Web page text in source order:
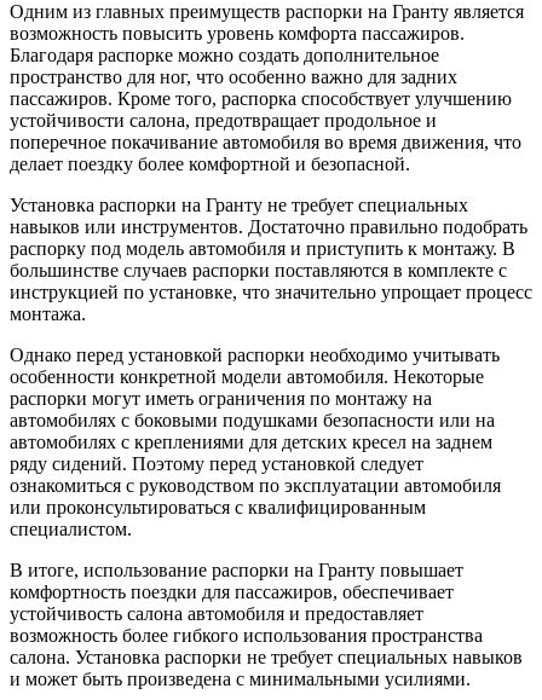
Одним из главных преимуществ распорки на Гранту является
возможность повысить уровень комфорта пассажиров.
Благодаря распорке можно создать дополнительное
пространство для ног, что особенно важно для задних
пассажиров. Кроме того, распорка способствует улучшению
устойчивости салона, предотвращает продольное и
поперечное покачивание автомобиля во время движения, что
делает поездку более комфортной и безопасной.
Установка распорки на Гранту не требует специальных
навыков или инструментов. Достаточно правильно подобрать
распорку под модель автомобиля и приступить к монтажу. В
большинстве случаев распорки поставляются в комплекте с
инструкцией по установке, что значительно упрощает процесс
монтажа.
Однако перед установкой распорки необходимо учитывать
особенности конкретной модели автомобиля. Некоторые
распорки могут иметь ограничения по монтажу на
автомобилях с боковыми подушками безопасности или на
автомобилях с креплениями для детских кресел на заднем
ряду сидений. Поэтому перед установкой следует
ознакомиться с руководством по эксплуатации автомобиля
или проконсультироваться с квалифицированным
специалистом.
В итоге, использование распорки на Гранту повышает
комфортность поездки для пассажиров, обеспечивает
устойчивость салона автомобиля и предоставляет
возможность более гибкого использования пространства
салона. Установка распорки не требует специальных навыков
и может быть произведена с минимальными усилиями.